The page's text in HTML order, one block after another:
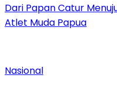
Dari Papan Catur
Atlet Muda Papua
Nasional